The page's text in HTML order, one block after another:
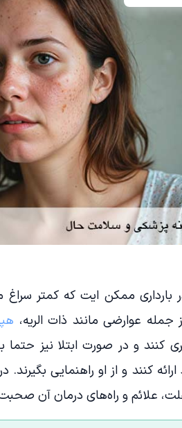
بارداری ممکن ایت که کمتر سراغ
جمله عوارضی مانند ذات الریه،
کنند و در صورت ابتلا نیز حتما
کنند و از او راهنمایی بگیرند.
علائم و راه‌های درمان آن